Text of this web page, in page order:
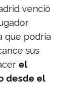
venció
que podría
sus
el
desde el